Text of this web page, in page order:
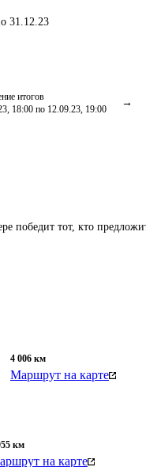
31.12.23
итогов
18:00 по 12.09.23, 19:00
победит тот, кто
4 006 км
Маршрут на карте
км
на карте